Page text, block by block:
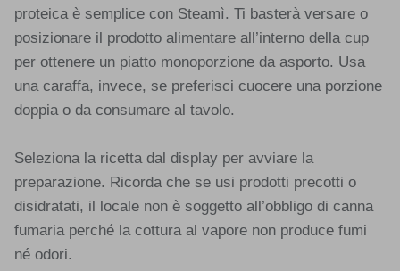
proteica è semplice con Steamì. Ti basterà versare o
posizionare il prodotto alimentare all’interno della cup
per ottenere un piatto monoporzione da asporto. Usa
una caraffa, invece, se preferisci cuocere una porzione
doppia o da consumare al tavolo.
Seleziona la ricetta dal display per avviare la
preparazione. Ricorda che se usi prodotti precotti o
disidratati, il locale non è soggetto all’obbligo di canna
fumaria perché la cottura al vapore non produce fumi
né odori.